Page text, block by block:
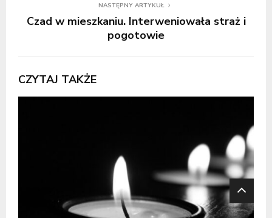
NASTĘPNY ARTYKUŁ
Czad w mieszkaniu. Interweniowała straż i
pogotowie
CZYTAJ TAKŻE